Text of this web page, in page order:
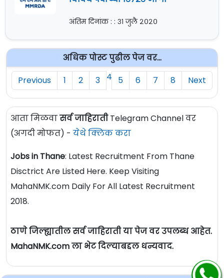
अंतिम दिनांक : : ३१ जुलै २०२०
अधिक पोस्ट पुढील पेज वर...
Previous
1 2 3 4 5 6 7 8 Next
आता मिळवासर्व जाहिरातीTelegram Channel वर
(अगदी मोफत) - येथे क्लिक करा
Jobs in Thane: Latest Recruitment From Thane
Disctrict Are Listed Here. Keep Visiting
MahaNMK.com Daily For All Latest Recruitment
2018.
ठाणे जिल्ह्यातील सर्व जाहिराती या पेज वर उपलब्ध आहेत.
MahaNMK.com ला भेट दिल्याबद्दल धन्यवाद.